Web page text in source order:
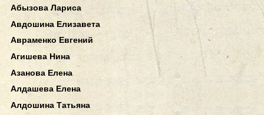
Абызова Лариса
Авдошина Елизавета
Авраменко Евгений
Агишева Нина
Азанова Елена
Алдашева Елена
Алдошина Татьяна